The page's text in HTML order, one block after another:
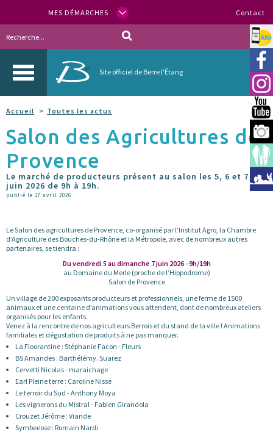
MES DÉMARCHES Contact
Site officiel de Berre l'Étang
Allo
Accueil Toutes les actus
Salon des Agricultures de
Provence
Le marché de producteurs présent au salon les 5, 6 et 7
juin 2026 de 9h à 19h.
publié le 27 avril 2026
Le Salon des agricultures de Provence, co-organisé par l’Institut Agro, la Chambre
d’Agriculture des Bouches-du-Rhône et la Métropole, avec de nombreux autres
partenaires, se tiendra :
Du vendredi 5 au dimanche 7 juin 2026 - 9h/19h
au Domaine du Merle (proche de l’Hippodrome)
Salon de Provence
Un village de 200 exposants producteurs et professionnels, une ferme de 1500
animaux et une centaine d’animations vous attendent, dont de nombreux ateliers
organisés pour les enfants.
Venez à la rencontre de nos agriculteurs Berrois et du stand de la ville ! Animations
familiales et dégustation de produits à ne pas manquer.
La Floorantine : Stéphanie Facon - Fleurs
BS Amandes : Barthélémy. Suarez
Cervetti Nicolas - maraichage
Earl Pleine terre : Caroline Nisse
Le terroir du Sud - Anthony Moya
Les vignerons du Mistral - Fabien Girandola
Crouzet Jérôme : Viande
Symbeeose : Romain Nardi